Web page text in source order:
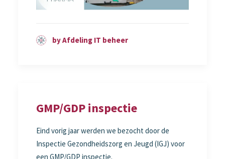
by Afdeling IT beheer
GMP/GDP inspectie
Eind vorig jaar werden we bezocht door de
Inspectie Gezondheidszorg en Jeugd (IGJ) voor
een GMP/GDP inspectie.